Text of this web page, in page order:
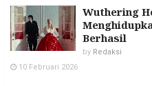
Wuthering
Berhasil
by Redaksi
10 Februari 2026